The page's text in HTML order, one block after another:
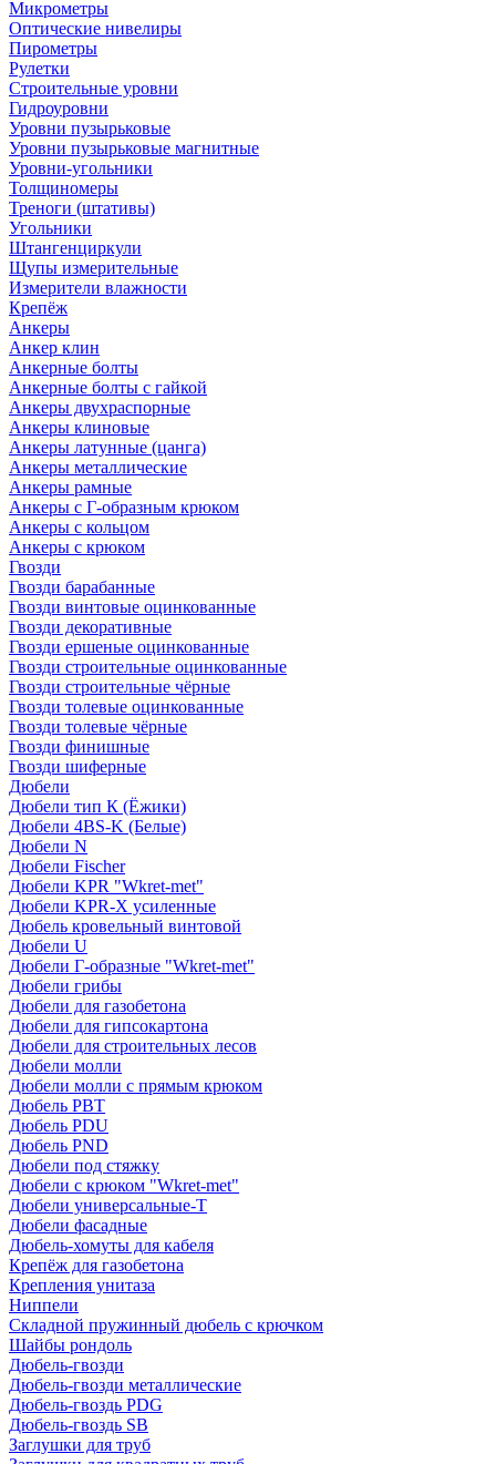
Микрометры
Оптические нивелиры
Пирометры
Рулетки
Строительные уровни
Гидроуровни
Уровни пузырьковые
Уровни пузырьковые магнитные
Уровни-угольники
Толщиномеры
Треноги (штативы)
Угольники
Штангенциркули
Щупы измерительные
Измерители влажности
Крепёж
Анкеры
Анкер клин
Анкерные болты
Анкерные болты с гайкой
Анкеры двухраспорные
Анкеры клиновые
Анкеры латунные (цанга)
Анкеры металлические
Анкеры рамные
Анкеры с Г-образным крюком
Анкеры с кольцом
Анкеры с крюком
Гвозди
Гвозди барабанные
Гвозди винтовые оцинкованные
Гвозди декоративные
Гвозди ершеные оцинкованные
Гвозди строительные оцинкованные
Гвозди строительные чёрные
Гвозди толевые оцинкованные
Гвозди толевые чёрные
Гвозди финишные
Гвозди шиферные
Дюбели
Дюбели тип К (Ёжики)
Дюбели 4BS-K (Белые)
Дюбели N
Дюбели Fischer
Дюбели KPR "Wkret-met"
Дюбели KPR-Х усиленные
Дюбель кровельный винтовой
Дюбели U
Дюбели Г-образные "Wkret-met"
Дюбели грибы
Дюбели для газобетона
Дюбели для гипсокартона
Дюбели для строительных лесов
Дюбели молли
Дюбели молли с прямым крюком
Дюбель PBT
Дюбель PDU
Дюбель PND
Дюбели под стяжку
Дюбели с крюком "Wkret-met"
Дюбели универсальные-Т
Дюбели фасадные
Дюбель-хомуты для кабеля
Крепёж для газобетона
Крепления унитаза
Ниппели
Складной пружинный дюбель с крючком
Шайбы рондоль
Дюбель-гвозди
Дюбель-гвозди металлические
Дюбель-гвоздь PDG
Дюбель-гвоздь SB
Заглушки для труб